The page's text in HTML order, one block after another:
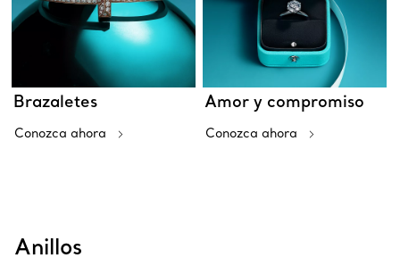
Brazaletes
Conozca ahora
Amor y compromiso
Conozca ahora
Anillos